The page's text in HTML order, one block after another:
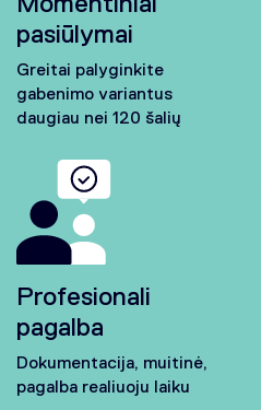
pasiūlymai
Greitai palyginkite
gabenimo variantus
daugiau nei 120 šalių
Profesionali
pagalba
Dokumentacija, muitinė,
pagalba realiuoju laiku